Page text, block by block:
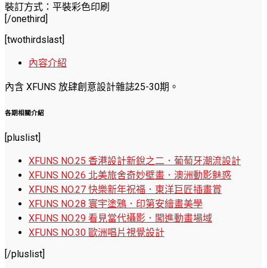
裝訂方式：平裝彩色印刷
[/onethird]
[twothirdslast]
內容介紹
內含 XFUNS 放肆創意設計雜誌25-30期。
各期相關介紹
[pluslist]
XFUNS NO.25 香港設計新銳之二．葡萄牙潮流設計
XFUNS NO.26 北美旅舍奇妙壁畫．澳洲動影魅惑
XFUNS NO.27 快樂新年祝福．東洋巨匠插畫賞
XFUNS NO.28 寰宇塗鴉．印第安繪畫美學
XFUNS NO.29 看見當代攝影．闖進動畫場域
XFUNS NO.30 歐洲唱片視覺設計
[/pluslist]